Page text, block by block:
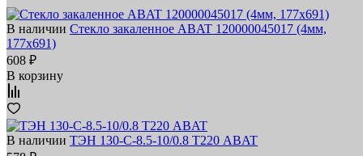
В наличии Стекло закаленное ABAT 120000045017 (4мм,
177х691)
608 ₽
В корзину
В наличии ТЭН 130-С-8.5-10/0.8 Т220 ABAT